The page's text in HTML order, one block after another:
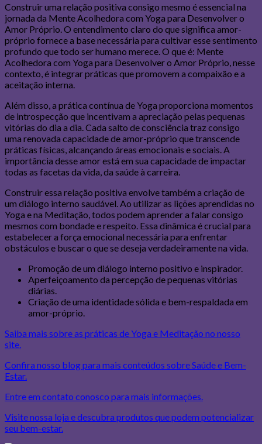
Construir uma relação positiva consigo mesmo é essencial na
jornada da Mente Acolhedora com Yoga para Desenvolver o
Amor Próprio. O entendimento claro do que significa amor-
próprio fornece a base necessária para cultivar esse sentimento
profundo que todo ser humano merece. O que é: Mente
Acolhedora com Yoga para Desenvolver o Amor Próprio, nesse
contexto, é integrar práticas que promovem a compaixão e a
aceitação interna.
Além disso, a prática contínua de Yoga proporciona momentos
de introspecção que incentivam a apreciação pelas pequenas
vitórias do dia a dia. Cada salto de consciência traz consigo
uma renovada capacidade de amor-próprio que transcende
práticas físicas, alcançando áreas emocionais e sociais. A
importância desse amor está em sua capacidade de impactar
todas as facetas da vida, da saúde à carreira.
Construir essa relação positiva envolve também a criação de
um diálogo interno saudável. Ao utilizar as lições aprendidas no
Yoga e na Meditação, todos podem aprender a falar consigo
mesmos com bondade e respeito. Essa dinâmica é crucial para
estabelecer a força emocional necessária para enfrentar
obstáculos e buscar o que se deseja verdadeiramente na vida.
Promoção de um diálogo interno positivo e inspirador.
Aperfeiçoamento da percepção de pequenas vitórias
diárias.
Criação de uma identidade sólida e bem-respaldada em
amor-próprio.
Saiba mais sobre as práticas de Yoga e Meditação no nosso
site.
Confira nosso blog para mais conteúdos sobre Saúde e Bem-
Estar.
Entre em contato conosco para mais informações.
Visite nossa loja e descubra produtos que podem potencializar
seu bem-estar.